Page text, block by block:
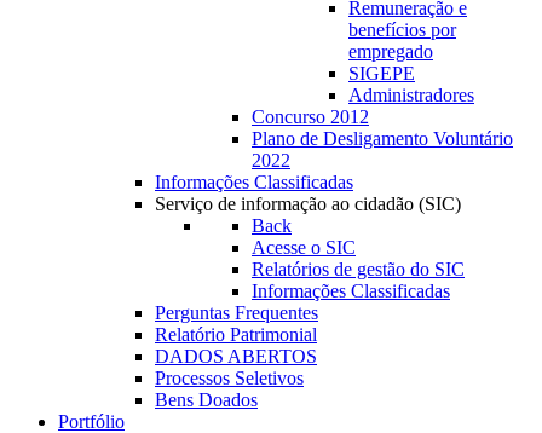
Remuneração e
benefícios por
empregado
SIGEPE
Administradores
Concurso 2012
Plano de Desligamento Voluntário
2022
Informações Classificadas
Serviço de informação ao cidadão (SIC)
Back
Acesse o SIC
Relatórios de gestão do SIC
Informações Classificadas
Perguntas Frequentes
Relatório Patrimonial
DADOS ABERTOS
Processos Seletivos
Bens Doados
Portfólio